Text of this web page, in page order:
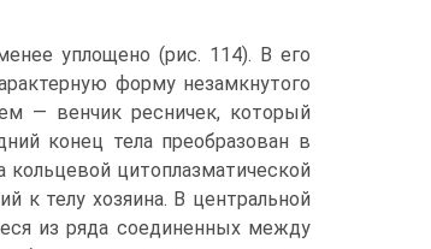
уплощено (рис. 114). В его
форму незамкнутого
— венчик ресничек, который
конец тела преобразован в
цитоплазматической
к телу хозяина. В центральной
из ряда соединенных между